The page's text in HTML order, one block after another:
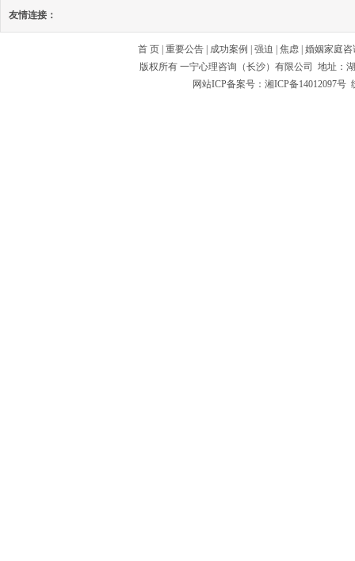
友情连接：
首 页| 重要公告| 成功案例 强迫 焦虑| 婚姻家庭咨
版权所有 一宁心理咨询（长沙）有限公司 地址：
网站ICP备案号：湘ICP备14012097号